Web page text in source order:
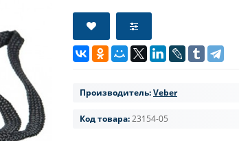
Производитель:Veber
Код товара:23154-05